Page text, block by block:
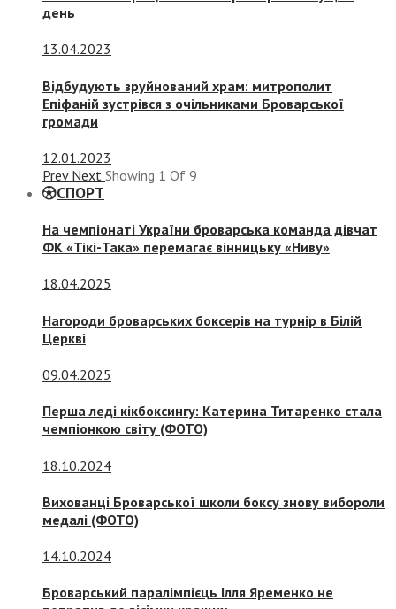
день
13.04.2023
Відбудують зруйнований храм: митрополит
Епіфаній зустрівся з очільниками Броварської
громади
12.01.2023
Prev Next Showing 1 Of 9
СПОРТ
На чемпіонаті України броварська команда дівчат
ФК «Тікі-Така» перемагає вінницьку «Ниву»
18.04.2025
Нагороди броварських боксерів на турнір в Білій
Церкві
09.04.2025
Перша леді кікбоксингу: Катерина Титаренко стала
чемпіонкою світу (ФОТО)
18.10.2024
Вихованці Броварської школи боксу знову вибороли
медалі (ФОТО)
14.10.2024
Броварський паралімпієць Ілля Яременко не